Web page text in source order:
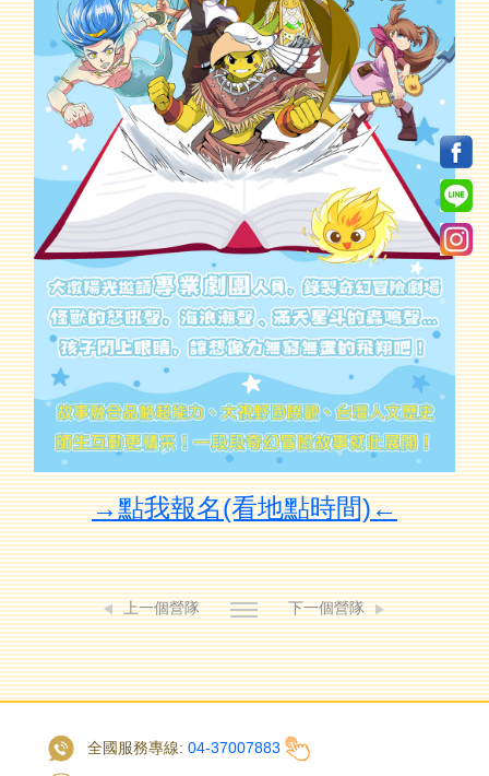
→點我報名(看地點時間)←
上一個營隊 下一個營隊
全國服務專線: 04-37007883